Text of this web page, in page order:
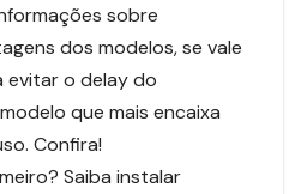
sobre
dos modelos, se vale
evitar o delay do
que mais encaixa
Confira!
Saiba instalar